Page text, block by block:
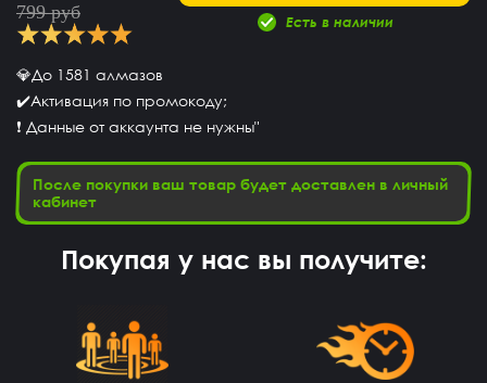
799 руб Есть в наличии
💎До 1581 алмазов
✔️Активация по промокоду;
❗ Данные от аккаунта не нужны"
После покупки ваш товар будет доставлен в личный
кабинет
Покупая у нас вы получите: